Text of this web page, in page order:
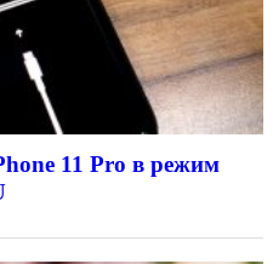
11 Pro в режим